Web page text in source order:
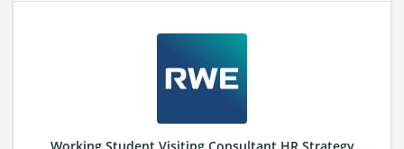
Working Student Visiting Consultant HR Strategy